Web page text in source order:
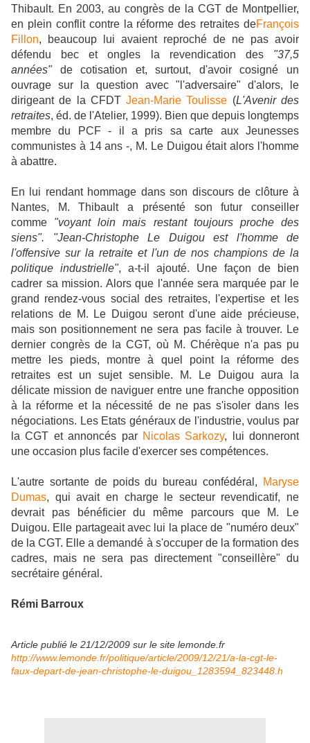
Thibault. En 2003, au congrès de la CGT de Montpellier,
en plein conflit contre la réforme des retraites deFrançois
Fillon, beaucoup lui avaient reproché de ne pas avoir
défendu bec et ongles la revendication des "37,5
années"de cotisation et, surtout, d'avoir cosigné un
ouvrage sur la question avec "l'adversaire" d'alors, le
dirigeant de la CFDTJean-Marie Toulisse (L'Avenir des
retraites, éd. de l'Atelier, 1999). Bien que depuis longtemps
membre du PCF - il a pris sa carte aux Jeunesses
communistes à 14 ans -, M. Le Duigou était alors l'homme
à abattre.
En lui rendant hommage dans son discours de clôture à
Nantes, M. Thibault a présenté son futur conseiller
comme "voyant loin mais restant toujours proche des
siens". "Jean-Christophe Le Duigou est l'homme de
l'offensive sur la retraite et l'un de nos champions de la
politique industrielle", a-t-il ajouté. Une façon de bien
cadrer sa mission. Alors que l'année sera marquée par le
grand rendez-vous social des retraites, l'expertise et les
relations de M. Le Duigou seront d'une aide précieuse,
mais son positionnement ne sera pas facile à trouver. Le
dernier congrès de la CGT, où M. Chérèque n'a pas pu
mettre les pieds, montre à quel point la réforme des
retraites est un sujet sensible. M. Le Duigou aura la
délicate mission de naviguer entre une franche opposition
à la réforme et la nécessité de ne pas s'isoler dans les
négociations. Les Etats généraux de l'industrie, voulus par
la CGT et annoncés par Nicolas Sarkozy, lui donneront
une occasion plus facile d'exercer ses compétences.
L'autre sortante de poids du bureau confédéral,
Maryse
Dumas, qui avait en charge le secteur revendicatif, ne
devrait pas bénéficier du même parcours que M. Le
Duigou. Elle partageait avec lui la place de "numéro deux"
de la CGT. Elle a demandé à s'occuper de la formation des
cadres, mais ne sera pas directement "conseillère" du
secrétaire général.
Rémi Barroux
Article publié le 21/12/2009 sur le site lemonde.fr
http://www.lemonde.fr/politique/article/2009/12/21/a-la-cgt-le-
faux-depart-de-jean-christophe-le-duigou_1283594_823448.h